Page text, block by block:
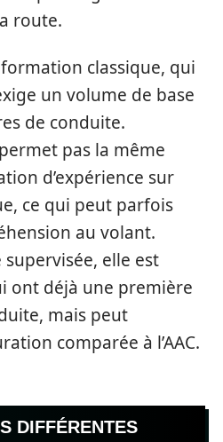
route.
classique, qui
un volume de base
de conduite.
pas la même
d’expérience sur
ce qui peut parfois
au volant.
elle est
ont déjà une première
mais peut
comparée à l’AAC.
DIFFÉRENTES